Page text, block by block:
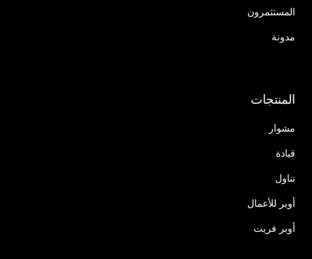
المستثمرون
مدونة
المنتجات
مشوار
قيادة
تناول
أوبر للأعمال
أوبر فريت